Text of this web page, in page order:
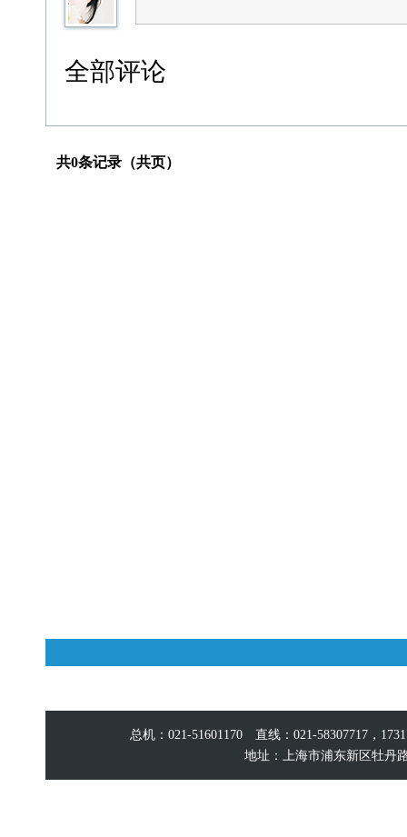
全部评论
共0条记录（共页）
总机：021-51601170 直线：021-58307717，
地址：上海市浦东新区牡丹